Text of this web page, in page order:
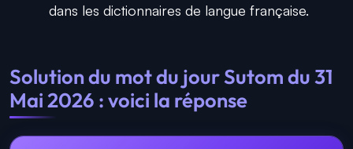
dans les dictionnaires de langue française.
Solution du mot du jour Sutom du 31
Mai 2026 : voici la réponse